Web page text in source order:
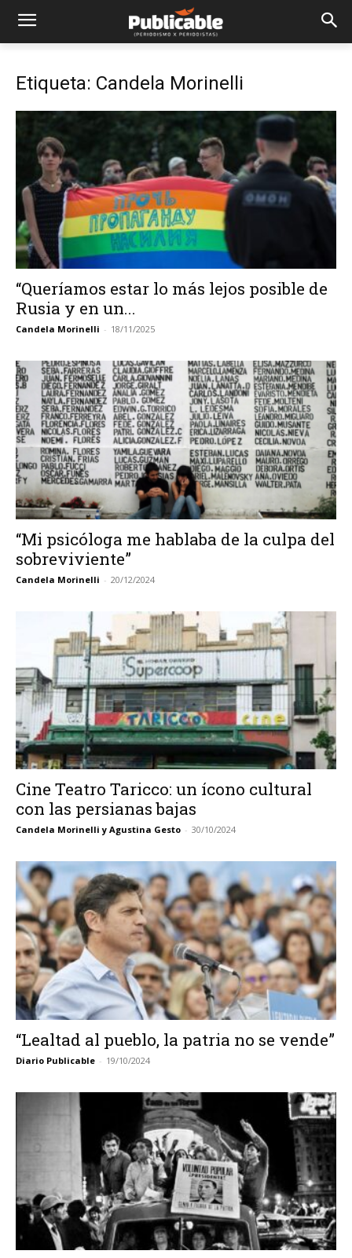
Etiqueta: Candela Morinelli
“Queríamos estar lo más lejos posible de
Rusia y en un...
Candela Morinelli - 18/11/2025
“Mi psicóloga me hablaba de la culpa del
sobreviviente”
Candela Morinelli - 20/12/2024
Cine Teatro Taricco: un ícono cultural
con las persianas bajas
Candela Morinelli y Agustina Gesto - 30/10/2024
“Lealtad al pueblo, la patria no se vende”
Diario Publicable - 19/10/2024